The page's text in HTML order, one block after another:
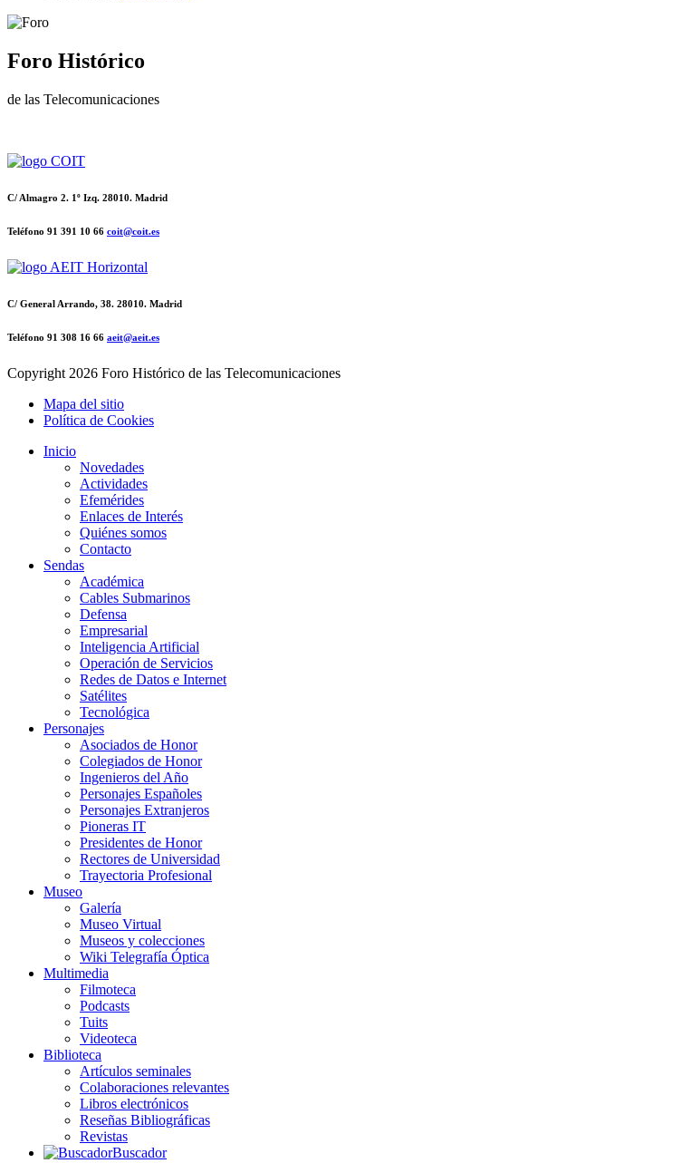
Foro Histórico
de las Telecomunicaciones
C/ Almagro 2. 1º Izq. 28010. Madrid
Teléfono 91 391 10 66 coit@coit.es
C/ General Arrando, 38. 28010. Madrid
Teléfono 91 308 16 66 aeit@aeit.es
Copyright 2026 Foro Histórico de las Telecomunicaciones
Mapa del sitio
Política de Cookies
Inicio
Novedades
Actividades
Efemérides
Enlaces de Interés
Quiénes somos
Contacto
Sendas
Académica
Cables Submarinos
Defensa
Empresarial
Inteligencia Artificial
Operación de Servicios
Redes de Datos e Internet
Satélites
Tecnológica
Personajes
Asociados de Honor
Colegiados de Honor
Ingenieros del Año
Personajes Españoles
Personajes Extranjeros
Pioneras IT
Presidentes de Honor
Rectores de Universidad
Trayectoria Profesional
Museo
Galería
Museo Virtual
Museos y colecciones
Wiki Telegrafía Óptica
Multimedia
Filmoteca
Podcasts
Tuits
Videoteca
Biblioteca
Artículos seminales
Colaboraciones relevantes
Libros electrónicos
Reseñas Bibliográficas
Revistas
Buscador